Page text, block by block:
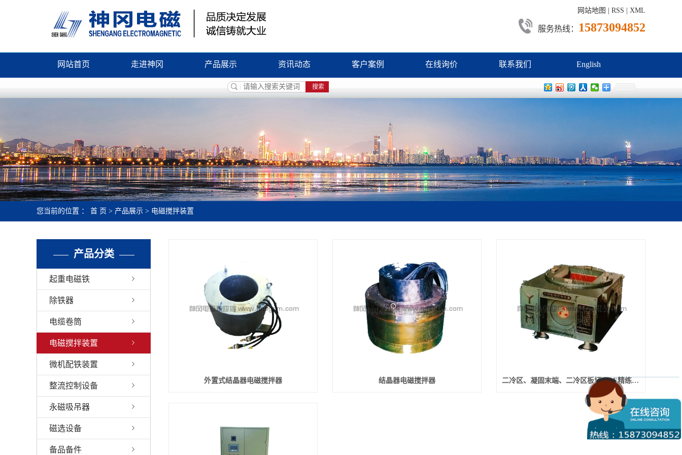
网站地图 RSS XML
服务热线： 15873094852
网站首页 走进神冈
企业资质
产品展示
起重电磁铁
电磁搅拌装置
微机配铁装置
整流控制设备
永磁吸吊器
磁选设备
资讯动态
公司新闻
客户案例 在线询价 联系我们 English
您当前的位置 ： 首 页 > 产品展示 > 电磁搅拌装置
产品分类
起重电磁铁
除铁器
电缆卷筒
电磁搅拌装置
微机配铁装置
整流控制设备
永磁吸吊器
磁选设备
备品备件
外置式结晶器电磁搅拌器 结晶器电磁搅拌器 二冷区、凝固末端、二冷区板坯、LF精练炉电磁搅拌